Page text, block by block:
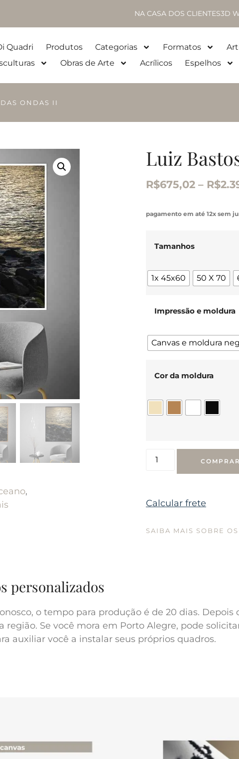
NA CASA DOS CLIENTES3D
Quadri Produtos Categorias Formatos
Obras de Arte Acrílicos Espelhos
ONDAS II
,
Luiz
R$675,02 – R$
pagamento em até 12x sem
Tamanhos
1x 45x60 50 X 70
Impressão e moldura
Canvas e moldura
Cor da moldura
COMPRAR
Calcular frete
SAIBA MAIS SOBRE
personalizados
o tempo para produção é de 20 dias.
região. Se você mora em Porto Alegre, pode
auxiliar você a instalar seus próprios quadros.